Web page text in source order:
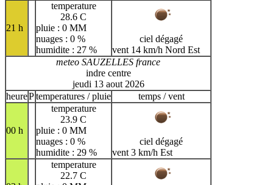
21 h
temperature
28.6 C
pluie : 0 MM
nuages : 0 %
humidite : 27 %
ciel dégagé
vent 14 km/h Nord Est
meteo SAUZELLES france
indre centre
jeudi 13 aout 2026
heurePtemperatures / pluie temps / vent
00 h
temperature
23.9 C
pluie : 0 MM
nuages : 0 %
humidite : 29 %
ciel dégagé
vent 3 km/h Est
temperature
22.7 C